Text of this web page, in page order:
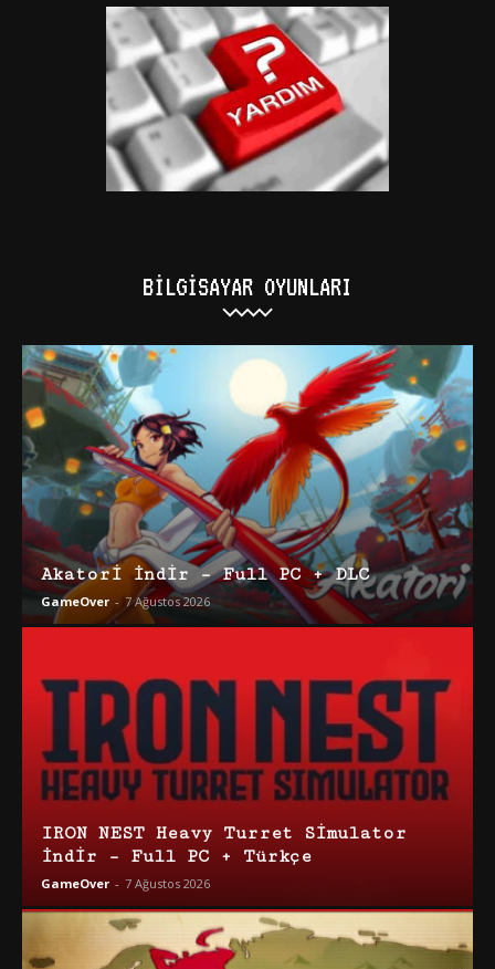
BILGISAYAR OYUNLARI
Akatori İndir – Full PC + DLC
GameOver - 7 Ağustos 2026
IRON NEST Heavy Turret Simulator
İndir – Full PC + Türkçe
GameOver - 7 Ağustos 2026